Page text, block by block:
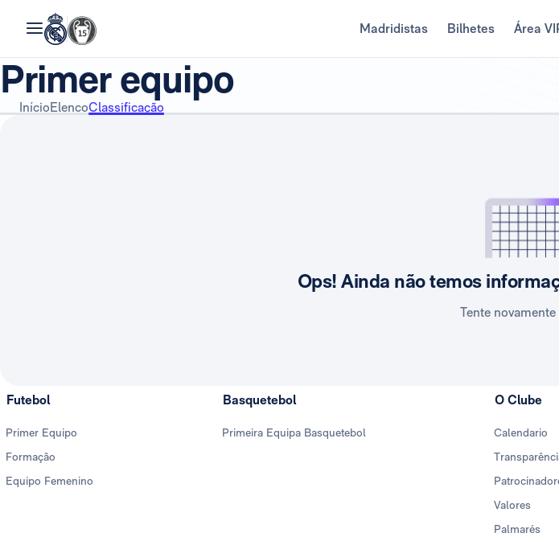
Madridistas Bilhetes Área
Primer equipo
InícioElencoClassificação
Ops! Ainda não temos
Tente
Futebol
Primer Equipo
Formação
Equipo Femenino
Basquetebol
Primeira Equipa Basquetebol
O Clube
Calendario
Valores
Palmarés